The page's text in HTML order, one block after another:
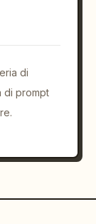
di
di prompt